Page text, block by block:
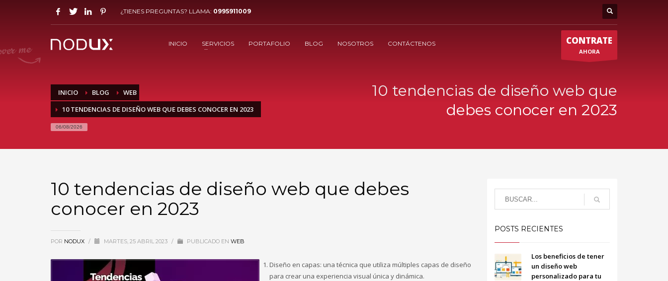
¿TIENES PREGUNTAS? LLAMA: 0995911009
INICIO SERVICIOS PORTAFOLIO BLOG NOSOTROS CONTÁCTENOS CONTRATE
AHORA
INICIO BLOG
WEB
10 TENDENCIAS DE DISEÑO WEB QUE DEBES CONOCER EN 2023
06/08/2026
10 tendencias de diseño web que
debes conocer en 2023
10 tendencias de diseño web que debes
conocer en 2023
POR NODUX / MARTES, 25 ABRIL 2023 / PUBLICADO EN WEB
Diseño en capas: una técnica que utiliza múltiples capas de diseño
para crear una experiencia visual única y dinámica.
POSTS RECIENTES
Los beneficios de tener
un diseño web
personalizado para tu